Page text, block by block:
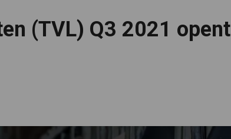
(TVL) Q3 2021 opent